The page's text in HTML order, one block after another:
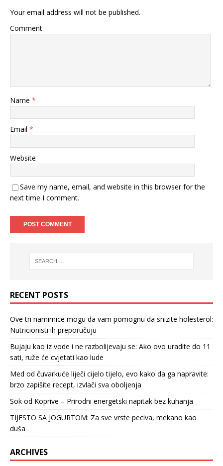
Your email address will not be published.
Comment
Name *
Email *
Website
Save my name, email, and website in this browser for the
next time I comment.
RECENT POSTS
Ove tri namirnice mogu da vam pomognu da snizite holesterol:
Nutricionisti ih preporučuju
Bujaju kao iz vode i ne razbolijevaju se: Ako ovo uradite do 11
sati, ruže će cvjetati kao lude
Med od čuvarkuće liječi cijelo tijelo, evo kako da ga napravite:
brzo zapišite recept, izvlači sva oboljenja
Sok od Koprive – Prirodni energetski napitak bez kuhanja
TIJESTO SA JOGURTOM: Za sve vrste peciva, mekano kao
duša
ARCHIVES